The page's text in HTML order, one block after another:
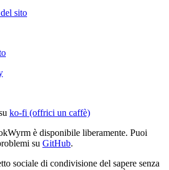
sito
ko-fi (offrici un caffè)
è disponibile liberamente. Puoi
su GitHub.
sociale di condivisione del sapere senza